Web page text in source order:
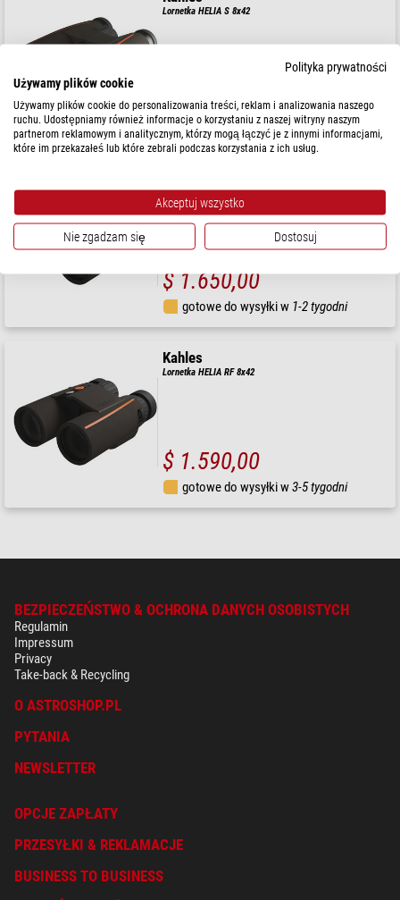
Lornetka HELIA S 8x42
$ 1.760,00
gotowe do wysyłki w24 godziny
Lornetka Helia RF 10x42
$ 1.650,00
gotowe do wysyłki w 1-2 tygodni
Kahles
Lornetka HELIA RF 8x42
$ 1.590,00
gotowe do wysyłki w3-5 tygodni
BEZPIECZEŃSTWO & OCHRONA DANYCH OSOBISTYCH
Regulamin
Impressum
Privacy
Take-back & Recycling
O ASTROSHOP.PL
PYTANIA
NEWSLETTER
OPCJE ZAPŁATY
PRZESYŁKI & REKLAMACJE
BUSINESS TO BUSINESS
Polityka prywatności
Używamy plików cookie
Używamy plików cookie do personalizowania treści, reklam i analizowania naszego
ruchu. Udostępniamy również informacje o korzystaniu z naszej witryny naszym
partnerom reklamowym i analitycznym, którzy mogą łączyć je z innymi informacjami,
które im przekazałeś lub które zebrali podczas korzystania z ich usług.
Akceptuj wszystko
Nie zgadzam się Dostosuj